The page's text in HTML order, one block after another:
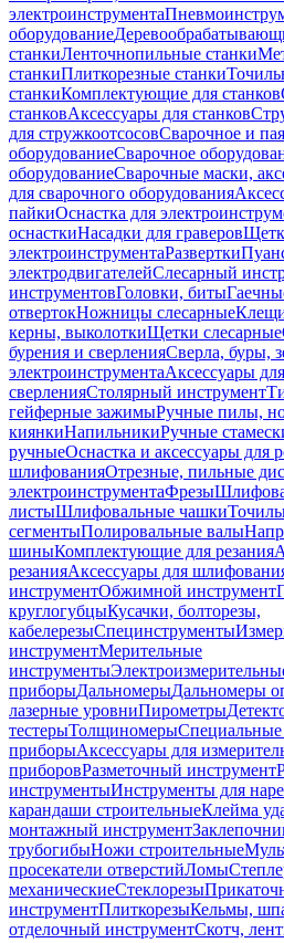
электроинструмента
оборудование
станкиЛенточнопильные станки
станкиПлиткорезные станки
станкиКомплектующие для станков
станковАксессуары для станков
для стружкоотсосовСварочное и
оборудованиеСварочное
оборудованиеСварочные маски,
для сварочного оборудования
пайкиОснастка для
оснасткиНасадки для граверов
электроинструментаРазвертки
электродвигателейСлесарный
инструментовГоловки, биты
отвертокНожницы слесарные
керны, выколоткиЩетки слесарные
бурения и сверленияСверла, буры,
электроинструментаАксессуары
сверленияСтолярный инструмент
гейферные зажимыРучные пилы,
киянкиНапильникиРучные
ручныеОснастка и аксессуары для
шлифованияОтрезные, пильные
электроинструментаФрезы
листыШлифовальные чашки
сегментыПолировальные валы
шиныКомплектующие для резания
резанияАксессуары для
инструментОбжимной инструмент
круглогубцыКусачки, болторезы,
кабелерезыСпецинструменты
инструментМерительные
инструменты
приборыДальномерыДальномеры
лазерные уровниПирометры
тестерыТолщиномерыСпециальные
приборыАксессуары для
приборовРазметочный инструмент
инструментыИнструменты для
карандаши строительныеКлейма
монтажный инструмент
трубогибыНожи строительные
просекатели отверстийЛомы
механическиеСтеклорезы
инструментПлиткорезыКельмы,
отделочный инструментСкотч,